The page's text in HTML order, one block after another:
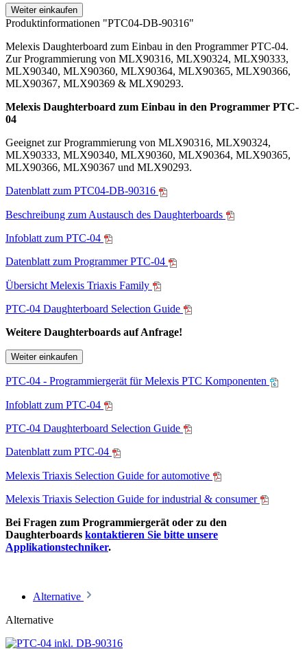
Weiter einkaufen
Produktinformationen "PTC04-DB-90316"
Melexis Daughterboard zum Einbau in den Programmer PTC-04.
Zur Programmierung von MLX90316, MLX90324, MLX90333,
MLX90340, MLX90360, MLX90364, MLX90365, MLX90366,
MLX90367, MLX90369 & MLX90293.
Melexis Daughterboard zum Einbau in den Programmer PTC-
04
Geeignet zur Programmierung von MLX90316, MLX90324,
MLX90333, MLX90340, MLX90360, MLX90364, MLX90365,
MLX90366, MLX90367 und MLX90293.
Datenblatt zum PTC04-DB-90316
Beschreibung zum Austausch des Daughterboards
Infoblatt zum PTC-04
Datenblatt zum Programmer PTC-04
Übersicht Melexis Triaxis Family
PTC-04 Daughterboard Selection Guide
Weitere Daughterboards auf Anfrage!
Weiter einkaufen
PTC-04 - Programmiergerät für Melexis PTC Komponenten
Infoblatt zum PTC-04
PTC-04 Daughterboard Selection Guide
Datenblatt zum PTC-04
Melexis Triaxis Selection Guide for automotive
Melexis Triaxis Selection Guide for industrial & consumer
Bei Fragen zum Programmiergerät oder zu den
Daughterboards kontaktieren Sie bitte unsere
Applikationstechniker.
Alternative
Alternative